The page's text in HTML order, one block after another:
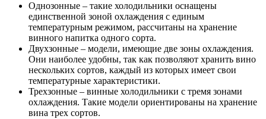
Однозонные – такие холодильники оснащены
единственной зоной охлаждения с единым
температурным режимом, рассчитаны на хранение
винного напитка одного сорта.
Двухзонные – модели, имеющие две зоны охлаждения.
Они наиболее удобны, так как позволяют хранить вино
нескольких сортов, каждый из которых имеет свои
температурные характеристики.
Трехзонные – винные холодильники с тремя зонами
охлаждения. Такие модели ориентированы на хранение
вина трех сортов.